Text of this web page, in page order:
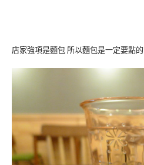
店家強項是麵包 所以麵包是一定要點的